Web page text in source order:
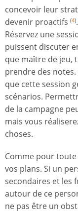
concevoir leur
devenir proactifs (4)
Réservez une
puissent discuter
que maître de jeu,
prendre des
que cette session
scénarios.
de la campagne
mais vous
choses.
Comme pour
vos plans. Si un
secondaires et les
autour de ce
ne pas être un